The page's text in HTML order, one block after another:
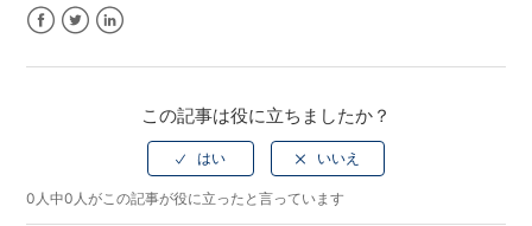
この記事は役に立ちましたか？
0人中0人がこの記事が役に立ったと言っています